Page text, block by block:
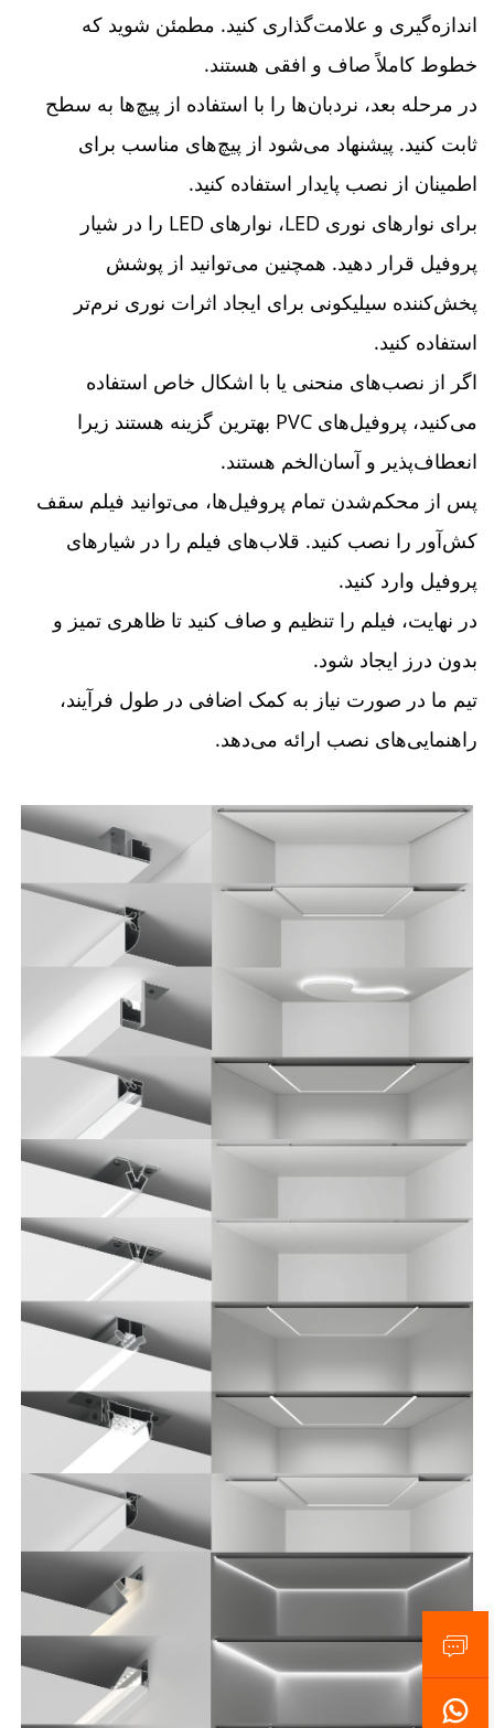
اندازه‌گیری و علامت‌گذاری کنید. مطمئن شوید که
خطوط کاملاً صاف و افقی هستند.
در مرحله بعد، نردبان‌ها را با استفاده از پیچ‌ها به سطح
ثابت کنید. پیشنهاد می‌شود از پیچ‌های مناسب برای
اطمینان از نصب پایدار استفاده کنید.
برای نوارهای نوری LED، نوارهای LED را در شیار
پروفیل قرار دهید. همچنین می‌توانید از پوشش
پخش‌کننده سیلیکونی برای ایجاد اثرات نوری نرم‌تر
استفاده کنید.
اگر از نصب‌های منحنی یا با اشکال خاص استفاده
می‌کنید، پروفیل‌های PVC بهترین گزینه هستند زیرا
انعطاف‌پذیر و آسان‌الخم هستند.
پس از محکم‌شدن تمام پروفیل‌ها، می‌توانید فیلم سقف
کش‌آور را نصب کنید. قلاب‌های فیلم را در شیارهای
پروفیل وارد کنید.
در نهایت، فیلم را تنظیم و صاف کنید تا ظاهری تمیز و
بدون درز ایجاد شود.
تیم ما در صورت نیاز به کمک اضافی در طول فرآیند،
راهنمایی‌های نصب ارائه می‌دهد.